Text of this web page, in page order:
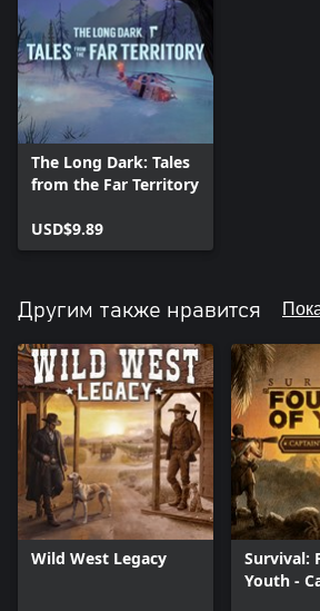
The Long Dark: Tales
from the Far Territory
USD$9.89
Другим также нравится
Wild West Legacy
Survival:
Youth -